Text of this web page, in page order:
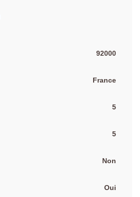
92000
France
5
5
Non
Oui